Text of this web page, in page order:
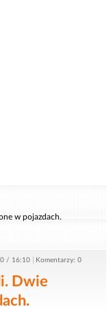
w pojazdach.
/ 16:10 Komentarzy: 0
Dwie